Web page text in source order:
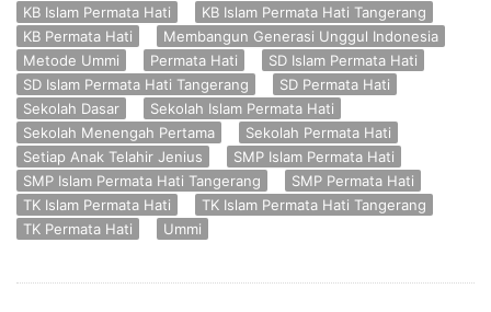
KB Islam Permata Hati
KB Islam Permata Hati Tangerang
KB Permata Hati
Membangun Generasi Unggul Indonesia
Metode Ummi
Permata Hati
SD Islam Permata Hati
SD Islam Permata Hati Tangerang
SD Permata Hati
Sekolah Dasar
Sekolah Islam Permata Hati
Sekolah Menengah Pertama
Sekolah Permata Hati
Setiap Anak Telahir Jenius
SMP Islam Permata Hati
SMP Islam Permata Hati Tangerang
SMP Permata Hati
TK Islam Permata Hati
TK Islam Permata Hati Tangerang
TK Permata Hati
Ummi